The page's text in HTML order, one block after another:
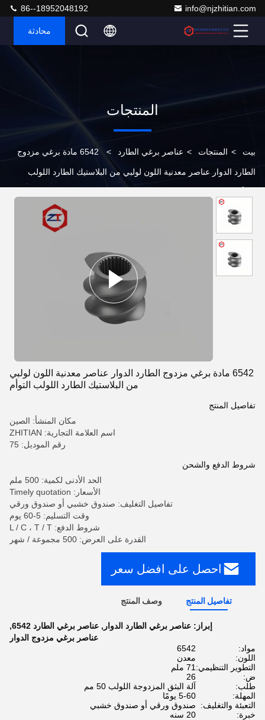
info@njzhitian.com
86--18952048192
محادثة
المنتجات
بيت > المنتجات > عناصر برغي الطارد > 6542 مادة برغي مزدوج
الطارد الدوار عناصر معدنية اللون لولبي من البلاستيك الطارد اللولب
6542 مادة برغي مزدوج الطارد الدوار عناصر معدنية اللون لولبي
من البلاستيك الطارد اللولب التوأم
تفاصيل المنتج
مكان المنشأ: الصين
اسم العلامة التجارية: ZHITIAN
رقم الموديل: 75
شروط الدفع والشحن
الحد الأدنى لكمية: 500 ملم
الأسعار: Timely quotation
تفاصيل التغليف: صندوق خشبي أو صندوق ورقي
وقت التسليم: 5-60 يوم
شروط الدفع: L / C ، T / T
القدرة على العرض: 500 مجموعة / شهر
احصل على افضل سعر
تفاصيل المنتج وصف المنتج
إبراز: عناصر برغي الطارد الدوار , عناصر برغي الطارد 6542
,
عناصر برغي مزدوج الدوار
مواد:
6542
اللون:
معدن
التطوير التنظيمي: 71 ملم
ض:
26
طلب:
آلة البثق المزدوجة اللولب 50 مم
المهلة:
5-60 يومًا
التعبئة والتغليف:
صندوق ورقي أو صندوق خشبي
خبرة:
20 سنه